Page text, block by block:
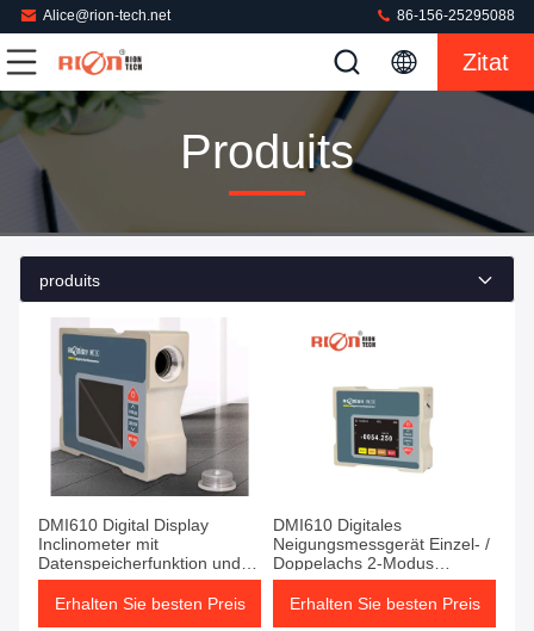
Alice@rion-tech.net 86-156-25295088
Zitat
Produits
produits
DMI610 Digital Display
Inclinometer mit
Datenspeicherfunktion und
Nachtsichtbildschirm
Erhalten Sie besten Preis
DMI610 Digitales
Neigungsmessgerät Einzel- /
Doppelachs 2-Modus
Horizontale vertikale
Installation
Erhalten Sie besten Preis